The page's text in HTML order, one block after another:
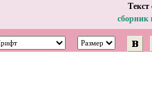
сборник